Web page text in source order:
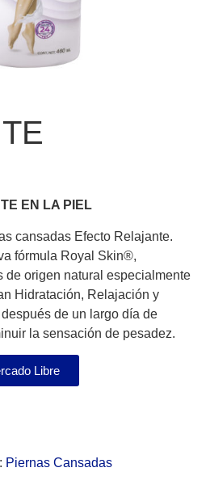
EN LA PIEL
cansadas Efecto Relajante.
fórmula Royal Skin®,
de origen natural especialmente
Hidratación, Relajación y
de un largo día de
la sensación de pesadez.
Libre
Piernas Cansadas